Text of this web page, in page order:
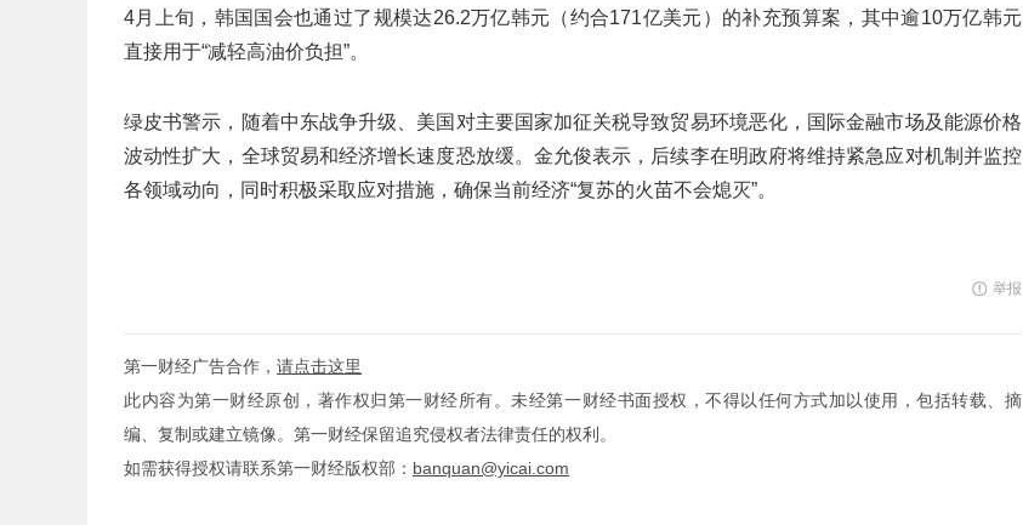
4月上旬，韩国国会也通过了规模达26.2万亿韩元（约合171亿美元）的补充预算案，其中逾10万亿韩元
直接用于“减轻高油价负担”。
绿皮书警示，随着中东战争升级、美国对主要国家加征关税导致贸易环境恶化，国际金融市场及能源价格
波动性扩大，全球贸易和经济增长速度恐放缓。金允俊表示，后续李在明政府将维持紧急应对机制并监控
各领域动向，同时积极采取应对措施，确保当前经济“复苏的火苗不会熄灭”。
举报
第一财经广告合作， 请点击这里
此内容为第一财经原创，著作权归第一财经所有。未经第一财经书面授权，不得以任何方式加以使用，包括转载、摘
编、复制或建立镜像。第一财经保留追究侵权者法律责任的权利。
如需获得授权请联系第一财经版权部： banquan@yicai.com